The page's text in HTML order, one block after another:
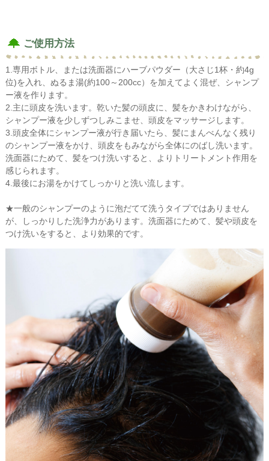
ご使用方法
1.専用ボトル、または洗面器にハーブパウダー（大さじ1杯・約4g
位)を入れ、ぬるま湯(約100～200cc）を加えてよく混ぜ、シャンプ
ー液を作ります。
2.主に頭皮を洗います。乾いた髪の頭皮に、髪をかきわけながら、
シャンプー液を少しずつしみこませ、頭皮をマッサージします。
3.頭皮全体にシャンプー液が行き届いたら、髪にまんべんなく残り
のシャンプー液をかけ、頭皮をもみながら全体にのばし洗います。
洗面器にためて、髪をつけ洗いすると、よりトリートメント作用を
感じられます。
4.最後にお湯をかけてしっかりと洗い流します。
★一般のシャンプーのように泡だてて洗うタイプではありません
が、しっかりした洗浄力があります。洗面器にためて、髪や頭皮を
つけ洗いをすると、より効果的です。